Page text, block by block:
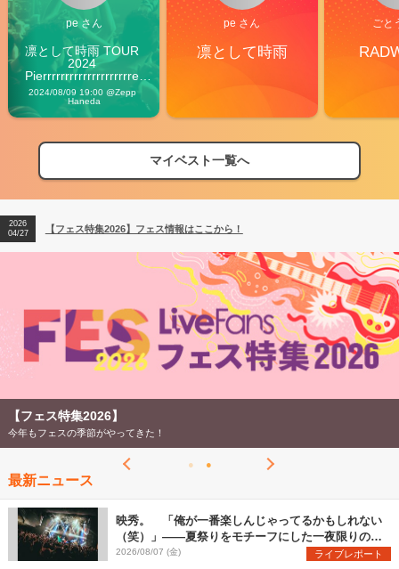
pe さん
凛として時雨 TOUR
2024
Pierrrrrrrrrrrrrrrrrrrre
Vibes
2024/08/09 19:00 @Zepp
Haneda
pe さん
凛として時雨
ごと
マイベスト一覧へ
【フェス特集2026】フェス情報はここから！
【ライブ動員ランキング】2026年上半期編発表！
2026
04/27
【フェス特集2026】フェス情報はここから！
2026
【ライブ動員ランキング】2026年上半期編発表！
【フェス特集2026】
今年もフェスの季節がやってきた！
最新ニュース
映秀。 「俺が一番楽しんじゃってるかもしれない
（笑）」――夏祭りをモチーフにした一夜限りのス
ペシャルライブ『色祭』レポート
2026/08/07 (金) ライブレポート